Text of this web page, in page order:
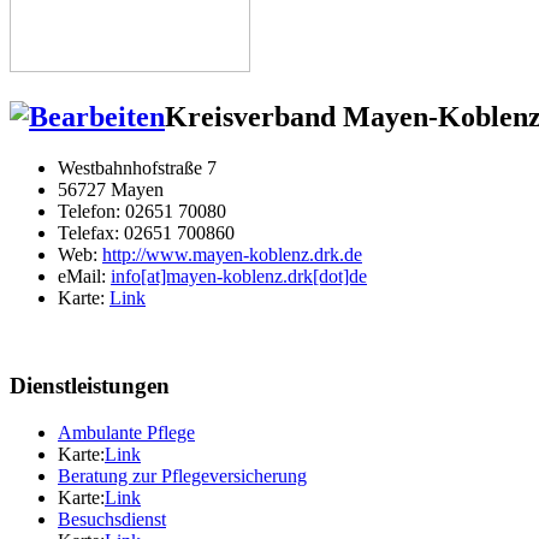
Kreisverband Mayen-
Westbahnhofstraße 7
56727 Mayen
Telefon: 02651 70080
Telefax: 02651 700860
Web: http://www.mayen-koblenz.drk.de
eMail: info[at]mayen-koblenz.drk[dot]de
Karte: Link
Dienstleistungen
Ambulante Pflege
Karte:Link
Beratung zur Pflegeversicherung
Karte:Link
Besuchsdienst